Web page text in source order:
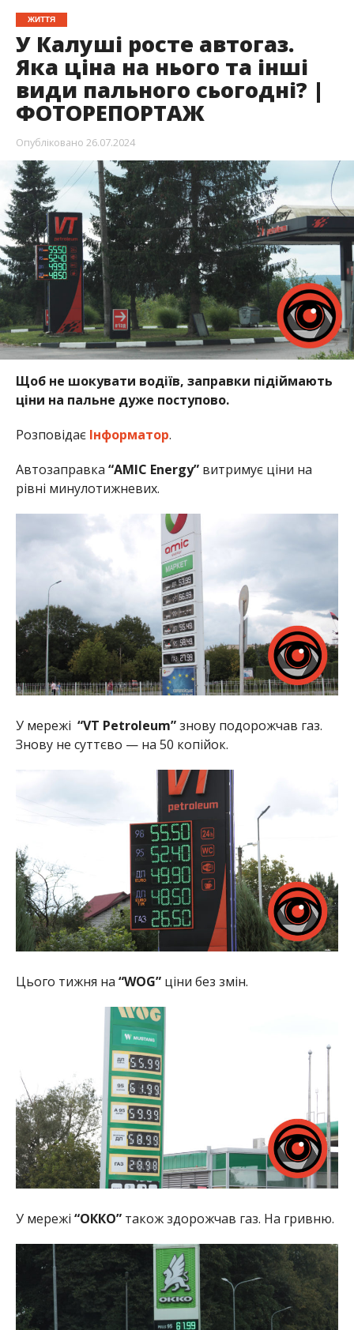
ЖИТТЯ
У Калуші росте автогаз.
Яка ціна на нього та інші
види пального сьогодні? |
ФОТОРЕПОРТАЖ
Опубліковано 26.07.2024
Щоб не шокувати водіїв, заправки підіймають
ціни на пальне дуже поступово.
РозповідаєІнформатор.
Автозаправка “AMIC Energy” витримує ціни на
рівні минулотижневих.
У мережі “VT Petroleum”знову подорожчав газ.
Знову не суттєво — на 50 копійок.
Цього тижня на “WOG”ціни без змін.
У мережі “ОККО”також здорожчав газ. На гривню.